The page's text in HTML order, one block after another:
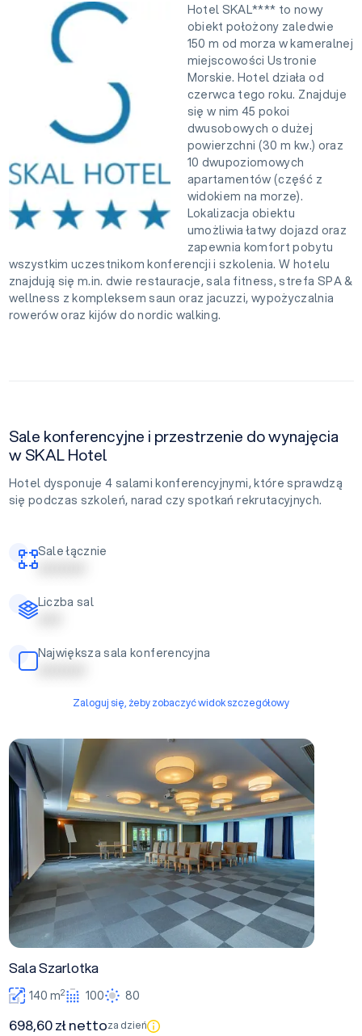
Hotel SKAL**** to nowy
obiekt położony zaledwie
150 m od morza w kameralnej
miejscowości Ustronie
Morskie. Hotel działa od
czerwca tego roku. Znajduje
się w nim 45 pokoi
dwusobowych o dużej
powierzchni (30 m kw.) oraz
10 dwupoziomowych
apartamentów (część z
widokiem na morze).
Lokalizacja obiektu
umożliwia łatwy dojazd oraz
zapewnia komfort pobytu
wszystkim uczestnikom konferencji i szkolenia. W hotelu
znajdują się m.in. dwie restauracje, sala fitness, strefa SPA &
wellness z kompleksem saun oraz jacuzzi, wypożyczalnia
rowerów oraz kijów do nordic walking.
Sale konferencyjne i przestrzenie do wynajęcia
w SKAL Hotel
Hotel dysponuje 4 salami konferencyjnymi, które sprawdzą
się podczas szkoleń, narad czy spotkań rekrutacyjnych.
Sale łącznie
| | | | | | | | | |
Liczba sal
| | | | |
Największa sala konferencyjna
| | | | | | | | | |
Zaloguj się, żeby zobaczyć widok szczegółowy
Sala Szarlotka
Sala Szarlotka
140 m2 100 80
698,60 zł nettoza dzień